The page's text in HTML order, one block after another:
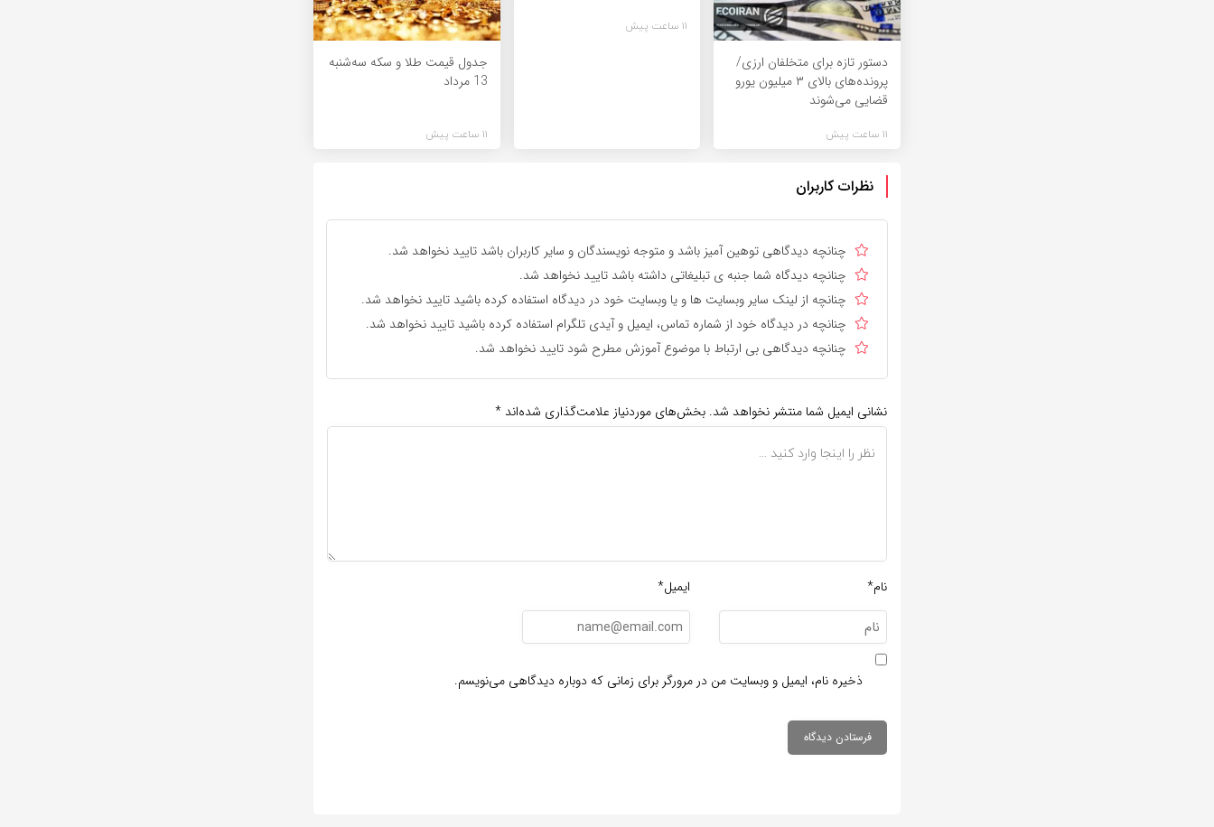
دستور تازه برای متخلفان ارزی/
پرونده‌های بالای ۳ میلیون یورو
قضایی می‌شوند
11 ساعت پیش
11 ساعت پیش
جدول قیمت طلا و سکه سه‌شنبه
13 مرداد
11 ساعت پیش
نظرات کاربران
چنانچه دیدگاهی توهین آمیز باشد و متوجه نویسندگان و سایر کاربران باشد تایید نخواهد شد.
چنانچه دیدگاه شما جنبه ی تبلیغاتی داشته باشد تایید نخواهد شد.
چنانچه از لینک سایر وبسایت ها و یا وبسایت خود در دیدگاه استفاده کرده باشید تایید نخواهد شد.
چنانچه در دیدگاه خود از شماره تماس، ایمیل و آیدی تلگرام استفاده کرده باشید تایید نخواهد شد.
چنانچه دیدگاهی بی ارتباط با موضوع آموزش مطرح شود تایید نخواهد شد.
نشانی ایمیل شما منتشر نخواهد شد. بخش‌های موردنیاز علامت‌گذاری شده‌اند *
نام* ایمیل*
ذخیره نام، ایمیل و وبسایت من در مرورگر برای زمانی که دوباره دیدگاهی می‌نویسم.